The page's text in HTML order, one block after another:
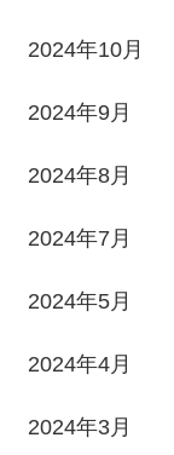
2024年10月
2024年9月
2024年8月
2024年7月
2024年5月
2024年4月
2024年3月